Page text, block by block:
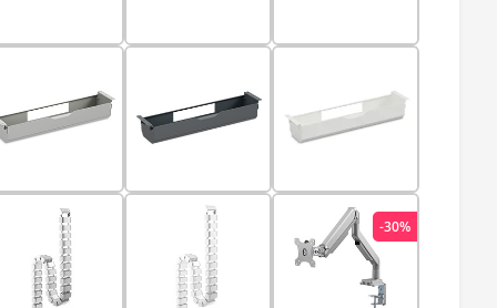
-30%